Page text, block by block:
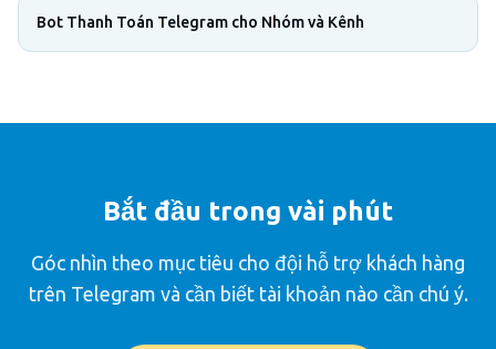
Bot Thanh Toán Telegram cho Nhóm và Kênh
Bắt đầu trong vài phút
Góc nhìn theo mục tiêu cho đội hỗ trợ khách hàng
trên Telegram và cần biết tài khoản nào cần chú ý.